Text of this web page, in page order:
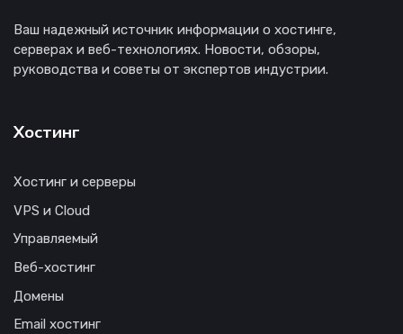
Ваш надежный источник информации о хостинге,
серверах и веб-технологиях. Новости, обзоры,
руководства и советы от экспертов индустрии.
Хостинг
Хостинг и серверы
VPS и Cloud
Управляемый
Веб-хостинг
Домены
Email хостинг